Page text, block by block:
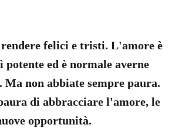
felici e tristi. L'amore è
potente ed è normale averne
Ma non abbiate sempre paura.
di abbracciare l'amore, le
opportunità.